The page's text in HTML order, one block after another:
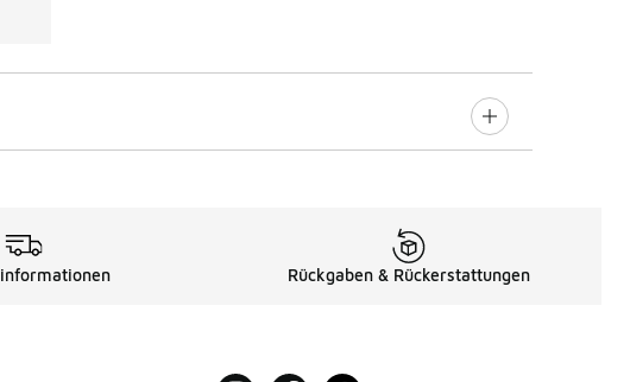
Rückgaben & Rückerstattungen